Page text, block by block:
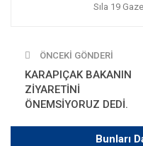
Sıla 19
ÖNCEKI GÖNDERI
KARAPIÇAK BAKANIN
ZİYARETİNİ
ÖNEMSİYORUZ DEDİ.
Bunları